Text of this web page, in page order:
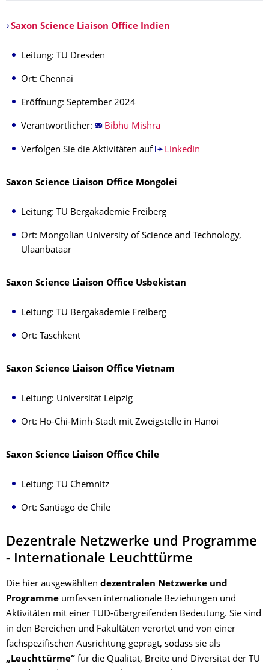
Saxon Science Liaison Office Indien
Leitung: TU Dresden
Ort: Chennai
Eröffnung: September 2024
Verantwortlicher: Bibhu Mishra
Verfolgen Sie die Aktivitäten auf LinkedIn
Saxon Science Liaison Office Mongolei
Leitung: TU Bergakademie Freiberg
Ort: Mongolian University of Science and Technology,
Ulaanbataar
Saxon Science Liaison Office Usbekistan
Leitung: TU Bergakademie Freiberg
Ort: Taschkent
Saxon Science Liaison Office Vietnam
Leitung: Universität Leipzig
Ort: Ho-Chi-Minh-Stadt mit Zweigstelle in Hanoi
Saxon Science Liaison Office Chile
Leitung: TU Chemnitz
Ort: Santiago de Chile
Dezentrale Netzwerke und Programme
- Internationale Leuchttürme
Die hier ausgewählten dezentralen Netzwerke und
Programme umfassen internationale Beziehungen und
Aktivitäten mit einer TUD-übergreifenden Bedeutung. Sie sind
in den Bereichen und Fakultäten verortet und von einer
fachspezifischen Ausrichtung geprägt, sodass sie als
„Leuchttürme“ für die Qualität, Breite und Diversität der TU